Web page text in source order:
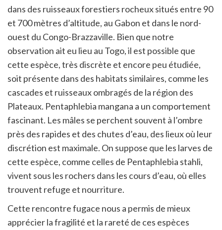
dans des ruisseaux forestiers rocheux situés entre 90
et 700 mètres d’altitude, au Gabon et dans le nord-
ouest du Congo-Brazzaville. Bien que notre
observation ait eu lieu au Togo, il est possible que
cette espèce, très discrète et encore peu étudiée,
soit présente dans des habitats similaires, comme les
cascades et ruisseaux ombragés de la région des
Plateaux. Pentaphlebia mangana a un comportement
fascinant. Les mâles se perchent souvent à l’ombre
près des rapides et des chutes d’eau, des lieux où leur
discrétion est maximale. On suppose que les larves de
cette espèce, comme celles de Pentaphlebia stahli,
vivent sous les rochers dans les cours d’eau, où elles
trouvent refuge et nourriture.
Cette rencontre fugace nous a permis de mieux
apprécier la fragilité et la rareté de ces espèces